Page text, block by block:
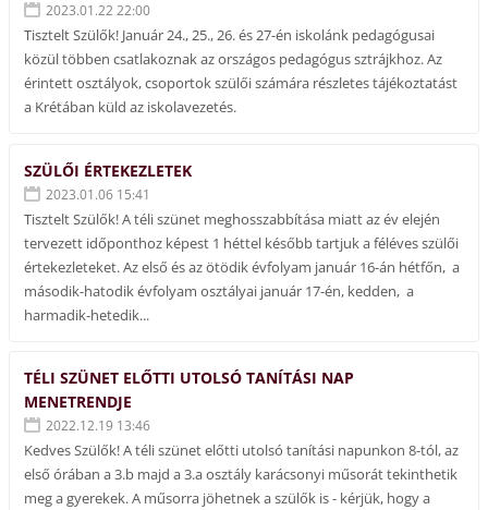
2023.01.22 22:00
Tisztelt Szülők! Január 24., 25., 26. és 27-én iskolánk pedagógusai
közül többen csatlakoznak az országos pedagógus sztrájkhoz. Az
érintett osztályok, csoportok szülői számára részletes tájékoztatást
a Krétában küld az iskolavezetés.
SZÜLŐI ÉRTEKEZLETEK
2023.01.06 15:41
Tisztelt Szülők! A téli szünet meghosszabbítása miatt az év elején
tervezett időponthoz képest 1 héttel később tartjuk a féléves szülői
értekezleteket. Az első és az ötödik évfolyam január 16-án hétfőn, a
második-hatodik évfolyam osztályai január 17-én, kedden, a
harmadik-hetedik...
TÉLI SZÜNET ELŐTTI UTOLSÓ TANÍTÁSI NAP
MENETRENDJE
2022.12.19 13:46
Kedves Szülők! A téli szünet előtti utolsó tanítási napunkon 8-tól, az
első órában a 3.b majd a 3.a osztály karácsonyi műsorát tekinthetik
meg a gyerekek. A műsorra jöhetnek a szülők is - kérjük, hogy a